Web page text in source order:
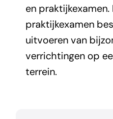
en praktijkexamen.
praktijkexamen
uitvoeren van
verrichtingen op
terrein.